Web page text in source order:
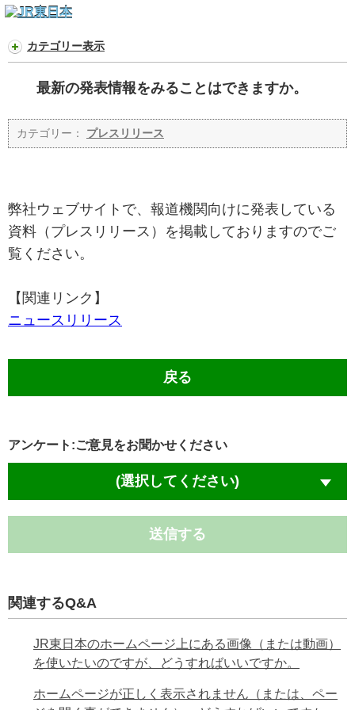
カテゴリー表示
最新の発表情報をみることはできますか。
カテゴリー： プレスリリース
弊社ウェブサイトで、報道機関向けに発表している
資料（プレスリリース）を掲載しておりますのでご
覧ください。
【関連リンク】
ニュースリリース
戻る
アンケート:ご意見をお聞かせください
(選択してください)
送信する
関連するQ&A
JR東日本のホームページ上にある画像（または動画）
を使いたいのですが、どうすればいいですか。
ホームページが正しく表示されません（または、ペー